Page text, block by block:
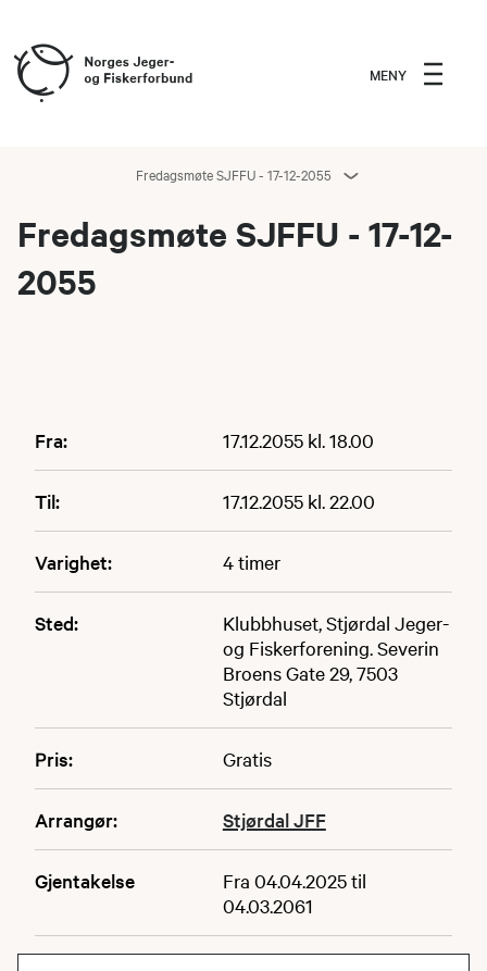
MENY
Fredagsmøte SJFFU - 17-12-2055
Fredagsmøte SJFFU - 17-12-
2055
Fra: 17.12.2055 kl. 18.00
Til: 17.12.2055 kl. 22.00
Varighet: 4 timer
Sted:
Klubbhuset, Stjørdal Jeger-
og Fiskerforening. Severin
Broens Gate 29, 7503
Stjørdal
Pris: Gratis
Arrangør: Stjørdal JFF
Gjentakelse
Fra 04.04.2025 til
04.03.2061